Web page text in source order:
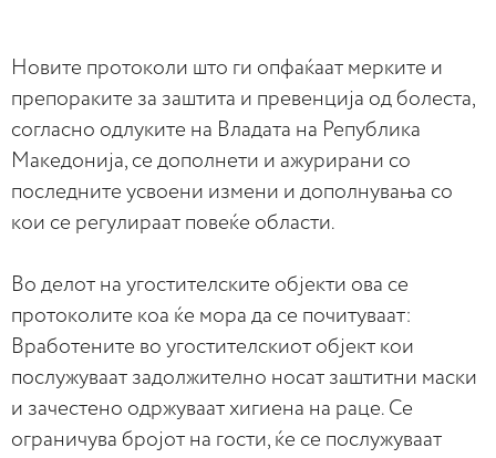
Новите протоколи што ги опфаќаат мерките и
препораките за заштита и превенција од болеста,
согласно одлуките на Владата на Република
Македонија, се дополнети и ажурирани со
последните усвоени измени и дополнувања со
кои се регулираат повеќе области.
Во делот на угостителските објекти ова се
протоколите коа ќе мора да се почитуваат:
Вработените во угостителскиот објект кои
послужуваат задолжително носат заштитни маски
и зачестено одржуваат хигиена на раце. Се
ограничува бројот на гости, ќе се послужуваат